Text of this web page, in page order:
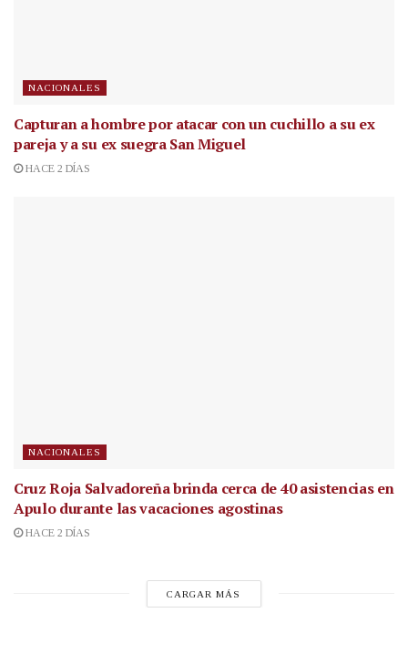
NACIONALES
Capturan a hombre por atacar con un cuchillo a su ex
pareja y a su ex suegra San Miguel
HACE 2 DÍAS
NACIONALES
Cruz Roja Salvadoreña brinda cerca de 40 asistencias en
Apulo durante las vacaciones agostinas
HACE 2 DÍAS
CARGAR MÁS